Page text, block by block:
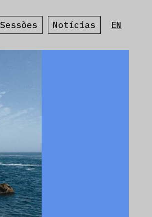
Sessões Notícias EN